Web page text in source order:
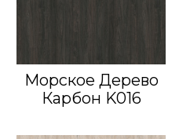
Морское Дерево
Карбон K016